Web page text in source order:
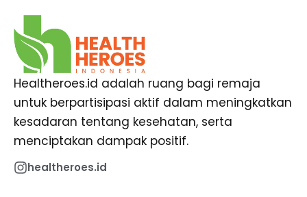
Healtheroes.id adalah ruang bagi remaja
untuk berpartisipasi aktif dalam meningkatkan
kesadaran tentang kesehatan, serta
menciptakan dampak positif.
healtheroes.id